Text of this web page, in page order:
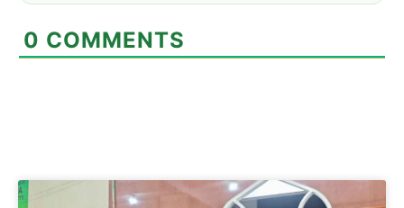
0 COMMENTS